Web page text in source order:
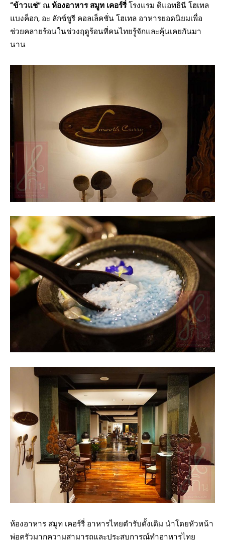
“ข้าวแช่” ณ ห้องอาหาร สมูท เคอร์รี่โรงแรม ดิแอทธินี โฮเทล
แบงค็อก, อะ ลักซ์ชูรี คอลเล็คชั่น โฮเทล อาหารยอดนิยมเพื่อ
ช่วยคลายร้อนในช่วงฤดูร้อนที่คนไทยรู้จักและคุ้นเคยกันมา
นาน
ห้องอาหาร สมูท เคอร์รี่ อาหารไทยตำรับดั้งเดิม นำโดยหัวหน้า
พ่อครัวมากความสามารถและประสบการณ์ทำอาหารไทย